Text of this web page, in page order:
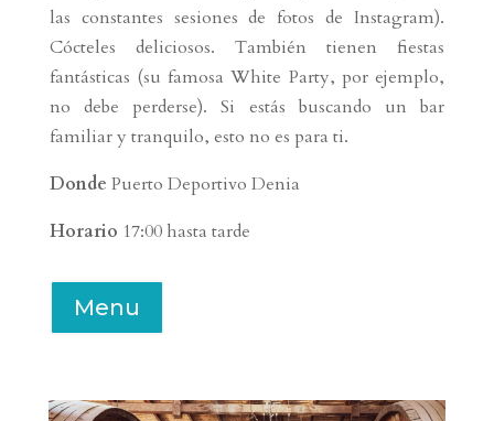
las constantes sesiones de fotos de Instagram).
Cócteles deliciosos. También tienen fiestas
fantásticas (su famosa White Party, por ejemplo,
no debe perderse). Si estás buscando un bar
familiar y tranquilo, esto no es para ti.
Donde Puerto Deportivo Denia
Horario 17:00 hasta tarde
Menu